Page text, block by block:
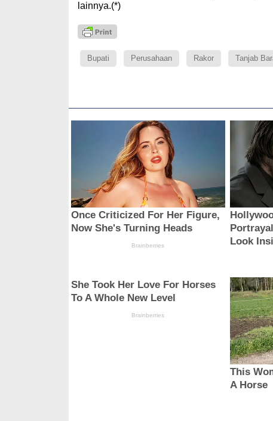
lainnya.(*)
Bupati Perusahaan Rakor Tanjab